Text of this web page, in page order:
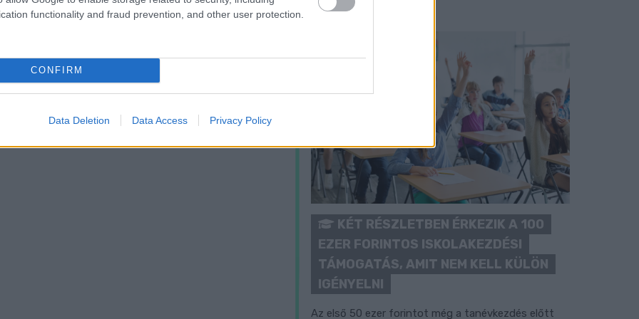
functionality and fraud prevention, and other user protection.
CONFIRM
Data Deletion Data Access Privacy Policy
KÉT RÉSZLETBEN ÉRKEZIK A 100
EZER FORINTOS ISKOLAKEZDÉSI
TÁMOGATÁS, AMIT NEM KELL KÜLÖN
IGÉNYELNI
Az első 50 ezer forintot még a tanévkezdés előtt